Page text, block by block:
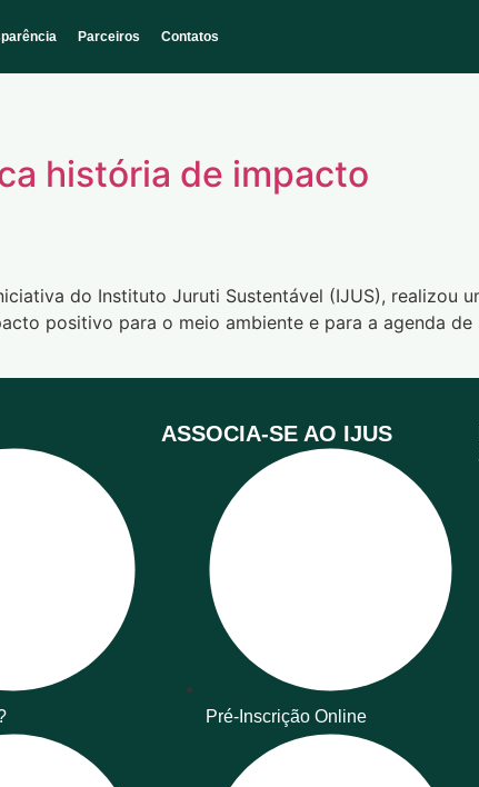
Parceiros Contatos
história de impacto
do Instituto Juruti Sustentável (IJUS), realizou
positivo para o meio ambiente e para a agenda de
ASSOCIA-SE AO IJUS
Pré-Inscrição Online